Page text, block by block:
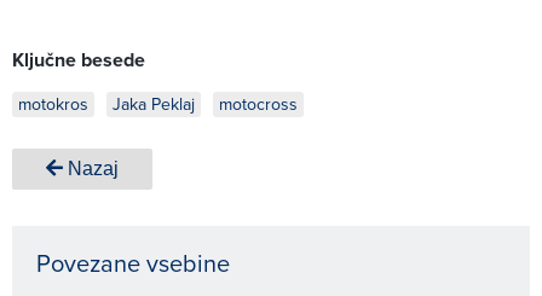
Ključne besede
motokros Jaka Peklaj motocross
Nazaj
Povezane vsebine